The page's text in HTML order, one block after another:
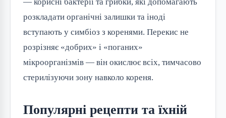
розкладати органічні залишки та іноді
вступають у симбіоз з коренями. Перекис не
розрізняє «добрих» і «поганих»
мікроорганізмів — він окислює всіх, тимчасово
стерилізуючи зону навколо кореня.
Популярні рецепти та їхній